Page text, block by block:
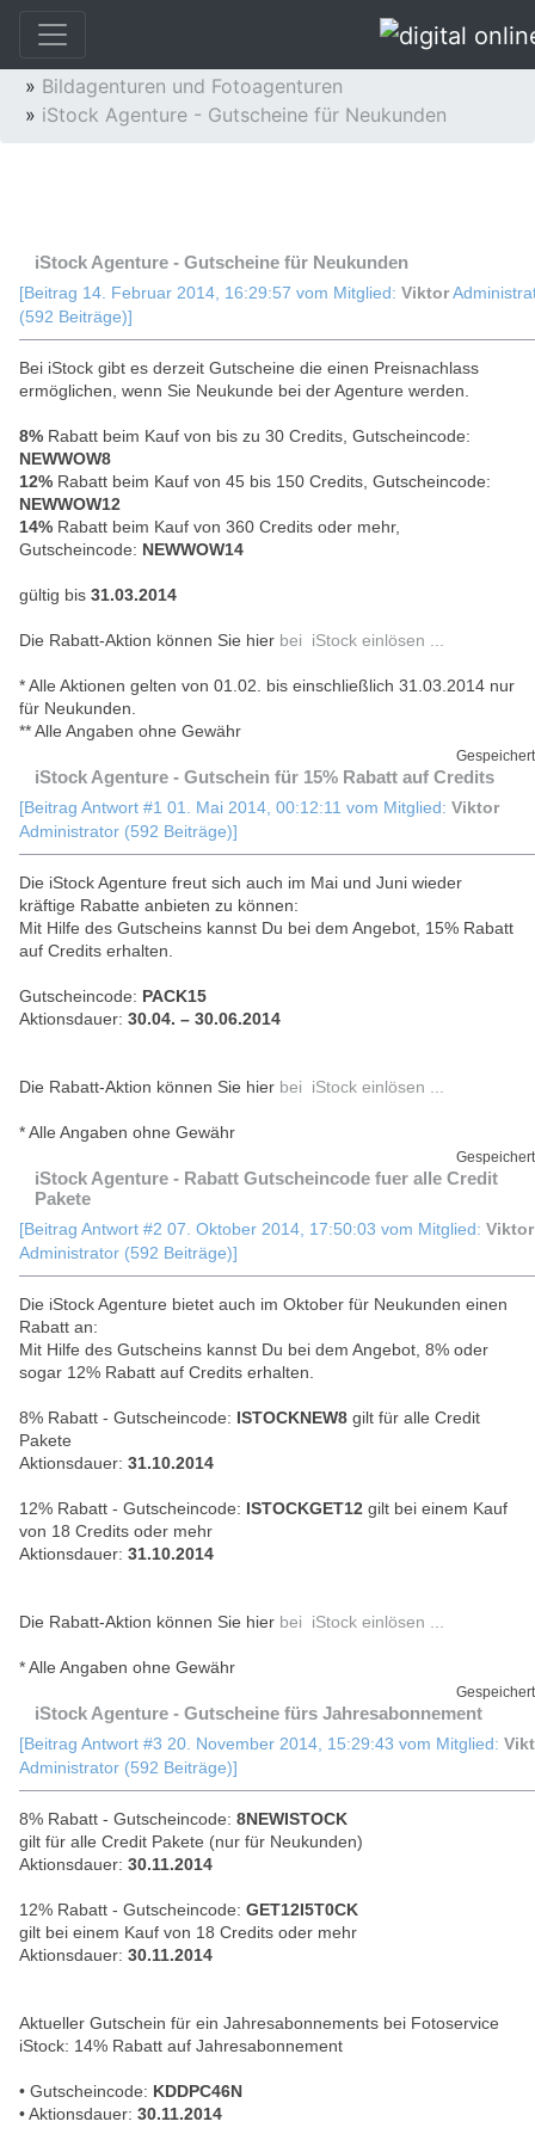
Fotoentwicklung und Fotoservice
» Bildagenturen und Fotoagenturen
» iStock Agenture - Gutscheine für Neukunden
iStock Agenture - Gutscheine für Neukunden
[Beitrag 14. Februar 2014, 16:29:57 vom Mitglied: Viktor
(592 Beiträge)]
Bei iStock gibt es derzeit Gutscheine die einen Preisnachlass
ermöglichen, wenn Sie Neukunde bei der Agenture werden.
8% Rabatt beim Kauf von bis zu 30 Credits, Gutscheincode:
NEWWOW8
12% Rabatt beim Kauf von 45 bis 150 Credits, Gutscheincode:
NEWWOW12
14% Rabatt beim Kauf von 360 Credits oder mehr,
Gutscheincode: NEWWOW14
gültig bis 31.03.2014
Die Rabatt-Aktion können Sie hier bei iStock einlösen ...
* Alle Aktionen gelten von 01.02. bis einschließlich 31.03.2014 nur
für Neukunden.
** Alle Angaben ohne Gewähr
Gespeichert
iStock Agenture - Gutschein für 15% Rabatt auf Credits
[Beitrag Antwort #1 01. Mai 2014, 00:12:11 vom Mitglied: Viktor
Administrator (592 Beiträge)]
Die iStock Agenture freut sich auch im Mai und Juni wieder
kräftige Rabatte anbieten zu können:
Mit Hilfe des Gutscheins kannst Du bei dem Angebot, 15% Rabatt
auf Credits erhalten.
Gutscheincode: PACK15
Aktionsdauer: 30.04. – 30.06.2014
Die Rabatt-Aktion können Sie hier bei iStock einlösen ...
* Alle Angaben ohne Gewähr
Gespeichert
iStock Agenture - Rabatt Gutscheincode fuer alle Credit
Pakete
[Beitrag Antwort #2 07. Oktober 2014, 17:50:03 vom Mitglied: Viktor
Administrator (592 Beiträge)]
Die iStock Agenture bietet auch im Oktober für Neukunden einen
Rabatt an:
Mit Hilfe des Gutscheins kannst Du bei dem Angebot, 8% oder
sogar 12% Rabatt auf Credits erhalten.
8% Rabatt - Gutscheincode: ISTOCKNEW8 gilt für alle Credit
Pakete
Aktionsdauer: 31.10.2014
12% Rabatt - Gutscheincode: ISTOCKGET12 gilt bei einem Kauf
von 18 Credits oder mehr
Aktionsdauer: 31.10.2014
Die Rabatt-Aktion können Sie hier bei iStock einlösen ...
* Alle Angaben ohne Gewähr
Gespeichert
iStock Agenture - Gutscheine fürs Jahresabonnement
[Beitrag Antwort #3 20. November 2014, 15:29:43 vom Mitglied:
Administrator (592 Beiträge)]
8% Rabatt - Gutscheincode: 8NEWISTOCK
gilt für alle Credit Pakete (nur für Neukunden)
Aktionsdauer: 30.11.2014
12% Rabatt - Gutscheincode: GET12I5T0CK
gilt bei einem Kauf von 18 Credits oder mehr
Aktionsdauer: 30.11.2014
Aktueller Gutschein für ein Jahresabonnements bei Fotoservice
iStock: 14% Rabatt auf Jahresabonnement
• Gutscheincode: KDDPC46N
• Aktionsdauer: 30.11.2014